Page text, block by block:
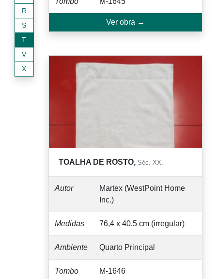
R
S
T
V
X
Ver obra →
TOALHA DE ROSTO, Séc. XX.
Autor
Martex (WestPoint Home
Inc.)
Medidas 76,4 x 40,5 cm (irregular)
Ambiente Quarto Principal
Tombo M-1646